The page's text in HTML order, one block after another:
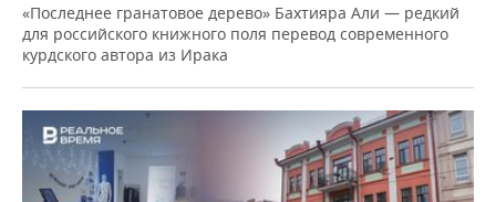
«Последнее гранатовое дерево» Бахтияра Али — редкий
для российского книжного поля перевод современного
курдского автора из Ирака